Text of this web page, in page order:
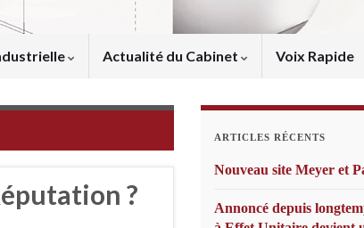
Actualité du Cabinet Voix Rapide
?
ARTICLES RÉCENTS
Nouveau site Meyer et
Annoncé depuis